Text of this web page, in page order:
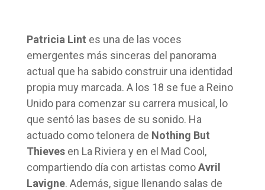
Patricia Lint es una de las voces
emergentes más sinceras del panorama
actual que ha sabido construir una identidad
propia muy marcada. A los 18 se fue a Reino
Unido para comenzar su carrera musical, lo
que sentó las bases de su sonido. Ha
actuado como telonera de Nothing But
Thievesen La Riviera y en el Mad Cool,
compartiendo día con artistas comoAvril
Lavigne. Además, sigue llenando salas de